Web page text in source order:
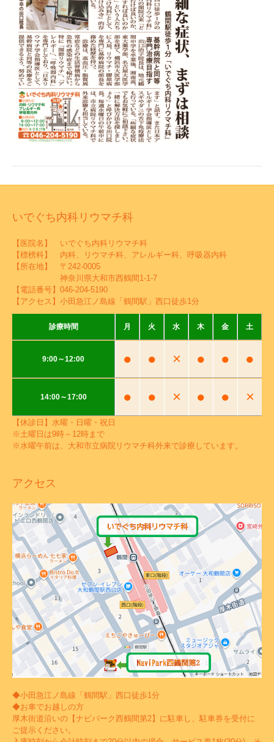
いでぐち内科リウマチ科
【医院名】 いでぐち内科リウマチ科
【標榜科】 内科、リウマチ科、アレルギー科、呼吸器内科
【所在地】 〒242-0005
神奈川県大和市西鶴間1-1-7
【電話番号】 046-204-5190
【アクセス】小田急江ノ島線「鶴間駅」西口徒歩1分
診療時間 月 火 水 木 金 土
9:00～12:00 ● ● × ● ● ●
14:00～17:00 ● ● × ● ● ×
【休診日】水曜・日曜・祝日
※土曜日は9時～12時まで
※水曜午前は、大和市立病院リウマチ科外来で診療しています。
アクセス
◆小田急江ノ島線「鶴間駅」西口徒歩1分
◆お車でお越しの方
厚木街道沿いの【ナビパーク西鶴間第2】に駐車し、駐車券を受付に
ご提示ください。